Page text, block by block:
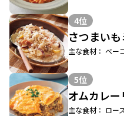
4位
さつまい
主な食材： ベー
5位
オムカレー
主な食材： ロー